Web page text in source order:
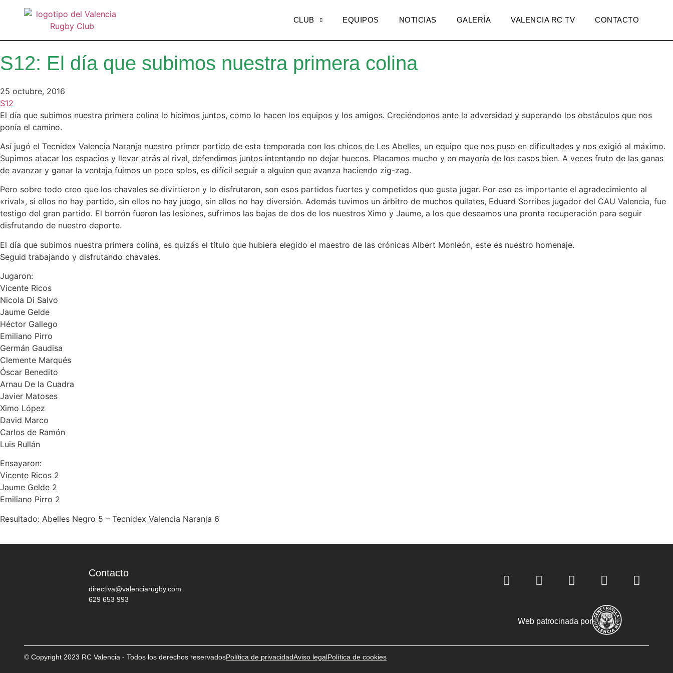
CLUB EQUIPOS NOTICIAS GALERÍA VALENCIA RC TV CONTACTO
S12: El día que subimos nuestra primera colina
25 octubre, 2016
S12
El día que subimos nuestra primera colina lo hicimos juntos, como lo hacen los equipos y los amigos. Creciéndonos ante la adversidad y superando los obstáculos que nos
ponía el camino.
Así jugó el Tecnidex Valencia Naranja nuestro primer partido de esta temporada con los chicos de Les Abelles, un equipo que nos puso en dificultades y nos exigió al máximo.
Supimos atacar los espacios y llevar atrás al rival, defendimos juntos intentando no dejar huecos. Placamos mucho y en mayoría de los casos bien. A veces fruto de las ganas
de avanzar y ganar la ventaja fuimos un poco solos, es difícil seguir a alguien que avanza haciendo zig-zag.
Pero sobre todo creo que los chavales se divirtieron y lo disfrutaron, son esos partidos fuertes y competidos que gusta jugar. Por eso es importante el agradecimiento al
«rival», si ellos no hay partido, sin ellos no hay juego, sin ellos no hay diversión. Además tuvimos un árbitro de muchos quilates, Eduard Sorribes jugador del CAU Valencia, fue
testigo del gran partido. El borrón fueron las lesiones, sufrimos las bajas de dos de los nuestros Ximo y Jaume, a los que deseamos una pronta recuperación para seguir
disfrutando de nuestro deporte.
El día que subimos nuestra primera colina, es quizás el título que hubiera elegido el maestro de las crónicas Albert Monleón, este es nuestro homenaje.
Seguid trabajando y disfrutando chavales.
Jugaron:
Vicente Ricos
Nicola Di Salvo
Jaume Gelde
Héctor Gallego
Emiliano Pirro
Germán Gaudisa
Clemente Marqués
Óscar Benedito
Arnau De la Cuadra
Javier Matoses
Ximo López
David Marco
Carlos de Ramón
Luis Rullán
Ensayaron:
Vicente Ricos 2
Jaume Gelde 2
Emiliano Pirro 2
Resultado: Abelles Negro 5 – Tecnidex Valencia Naranja 6
Contacto
directiva@valenciarugby.com
629 653 993
Web patrocinada por
© Copyright 2023 RC Valencia - Todos los derechos reservadosPolítica de privacidadAviso legalPolítica de cookies